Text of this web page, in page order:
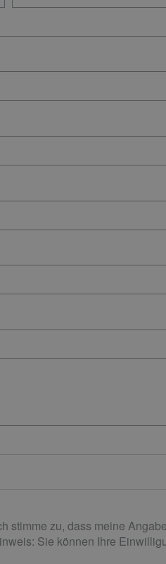
stimme zu, dass meine
Sie können Ihre